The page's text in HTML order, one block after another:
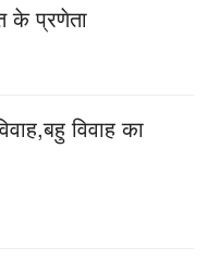
के प्रणेता
विवाह का